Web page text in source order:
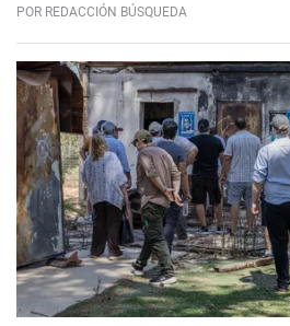
POR REDACCIÓN BÚSQUEDA